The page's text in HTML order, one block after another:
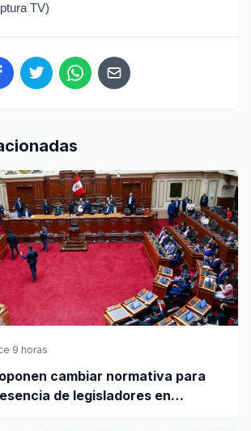
TV)
9 horas
cambiar normativa para
de legisladores en